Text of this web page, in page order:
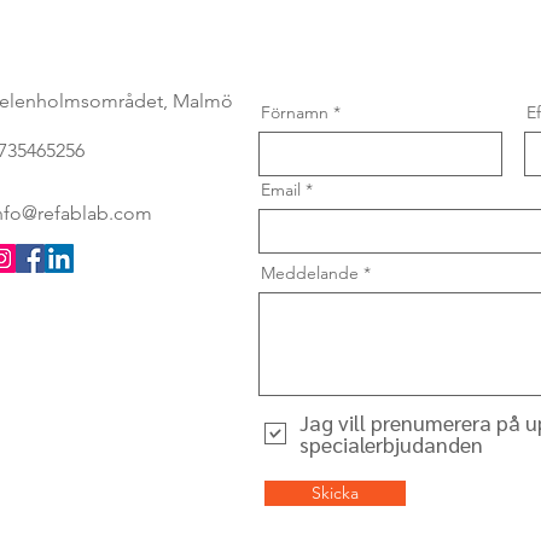
Malmö Förnamn
Email
Meddelande
Jag vill prenumerera på
specialerbjudanden
Skicka